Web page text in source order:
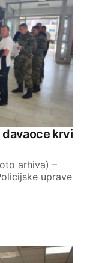
krvi
arhiva) –
uprave